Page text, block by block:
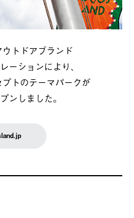
トドアブランド
ーションにより、
トのテーマパークが
ンしました。